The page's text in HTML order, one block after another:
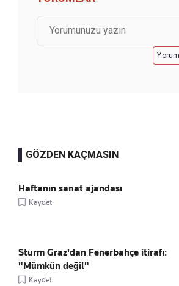
GÖZDEN KAÇMASIN
Haftanın sanat ajandası
Kaydet
Sturm Graz'dan Fenerbahçe itirafı:
"Mümkün değil"
Kaydet